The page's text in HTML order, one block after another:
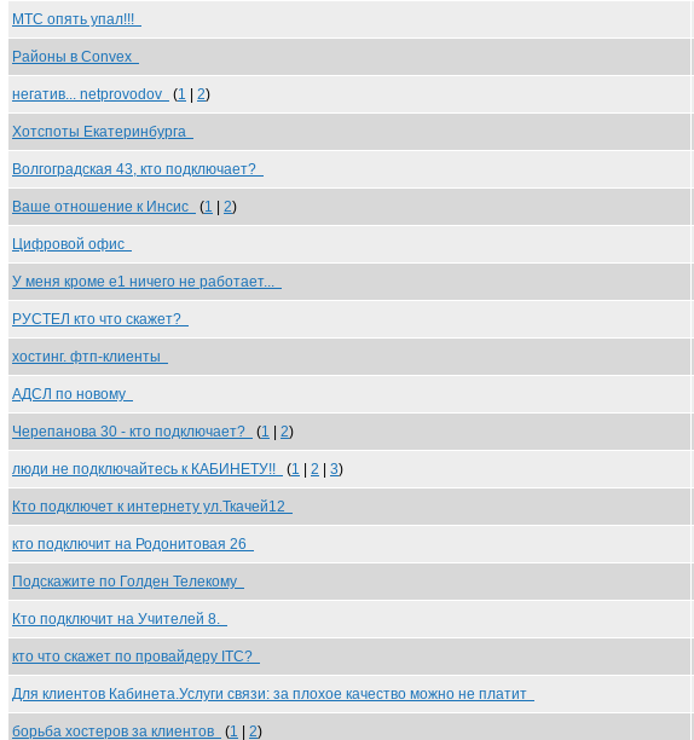
МТС опять упал!!!
Районы в Convex
негатив... netprovodov (1 2)
Хотспоты Екатеринбурга
Волгоградская 43, кто подключает?
Ваше отношение к Инсис (1 2)
Цифровой офис
У меня кроме е1 ничего не работает...
РУСТЕЛ кто что скажет?
хостинг. фтп-клиенты
АДСЛ по новому
Черепанова 30 - кто подключает? (1 2)
люди не подключайтесь к КАБИНЕТУ!! (1 2 3)
Кто подключет к интернету ул.Ткачей12
кто подключит на Родонитовая 26
Подскажите по Голден Телекому
Кто подключит на Учителей 8.
кто что скажет по провайдеру ITC?
Для клиентов Кабинета.Услуги связи: за плохое качество можно не платит
борьба хостеров за клиентов (1 2)